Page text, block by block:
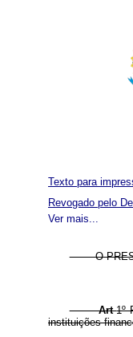
Ver mais...
Texto para
Revogado pelo
O
Art1º
instituições